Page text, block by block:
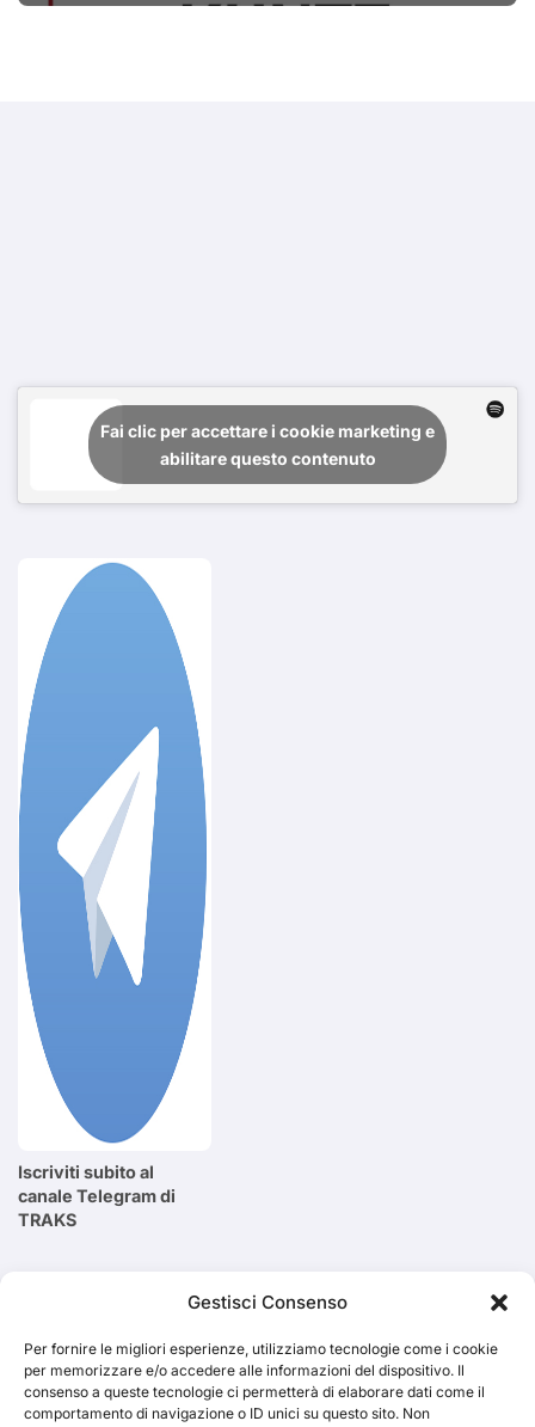
Gestisci Consenso
Per fornire le migliori esperienze, utilizziamo tecnologie come i cookie
per memorizzare e/o accedere alle informazioni del dispositivo. Il
consenso a queste tecnologie ci permetterà di elaborare dati come il
comportamento di navigazione o ID unici su questo sito. Non
Fai clic per accettare i cookie marketing e
abilitare questo contenuto
Iscriviti subito al
canale Telegram di
TRAKS
Cerca